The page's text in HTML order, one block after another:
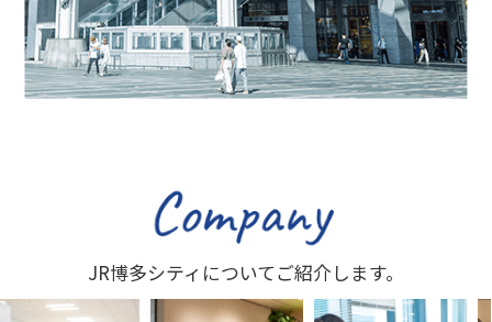
JR博多シティについてご紹介します。